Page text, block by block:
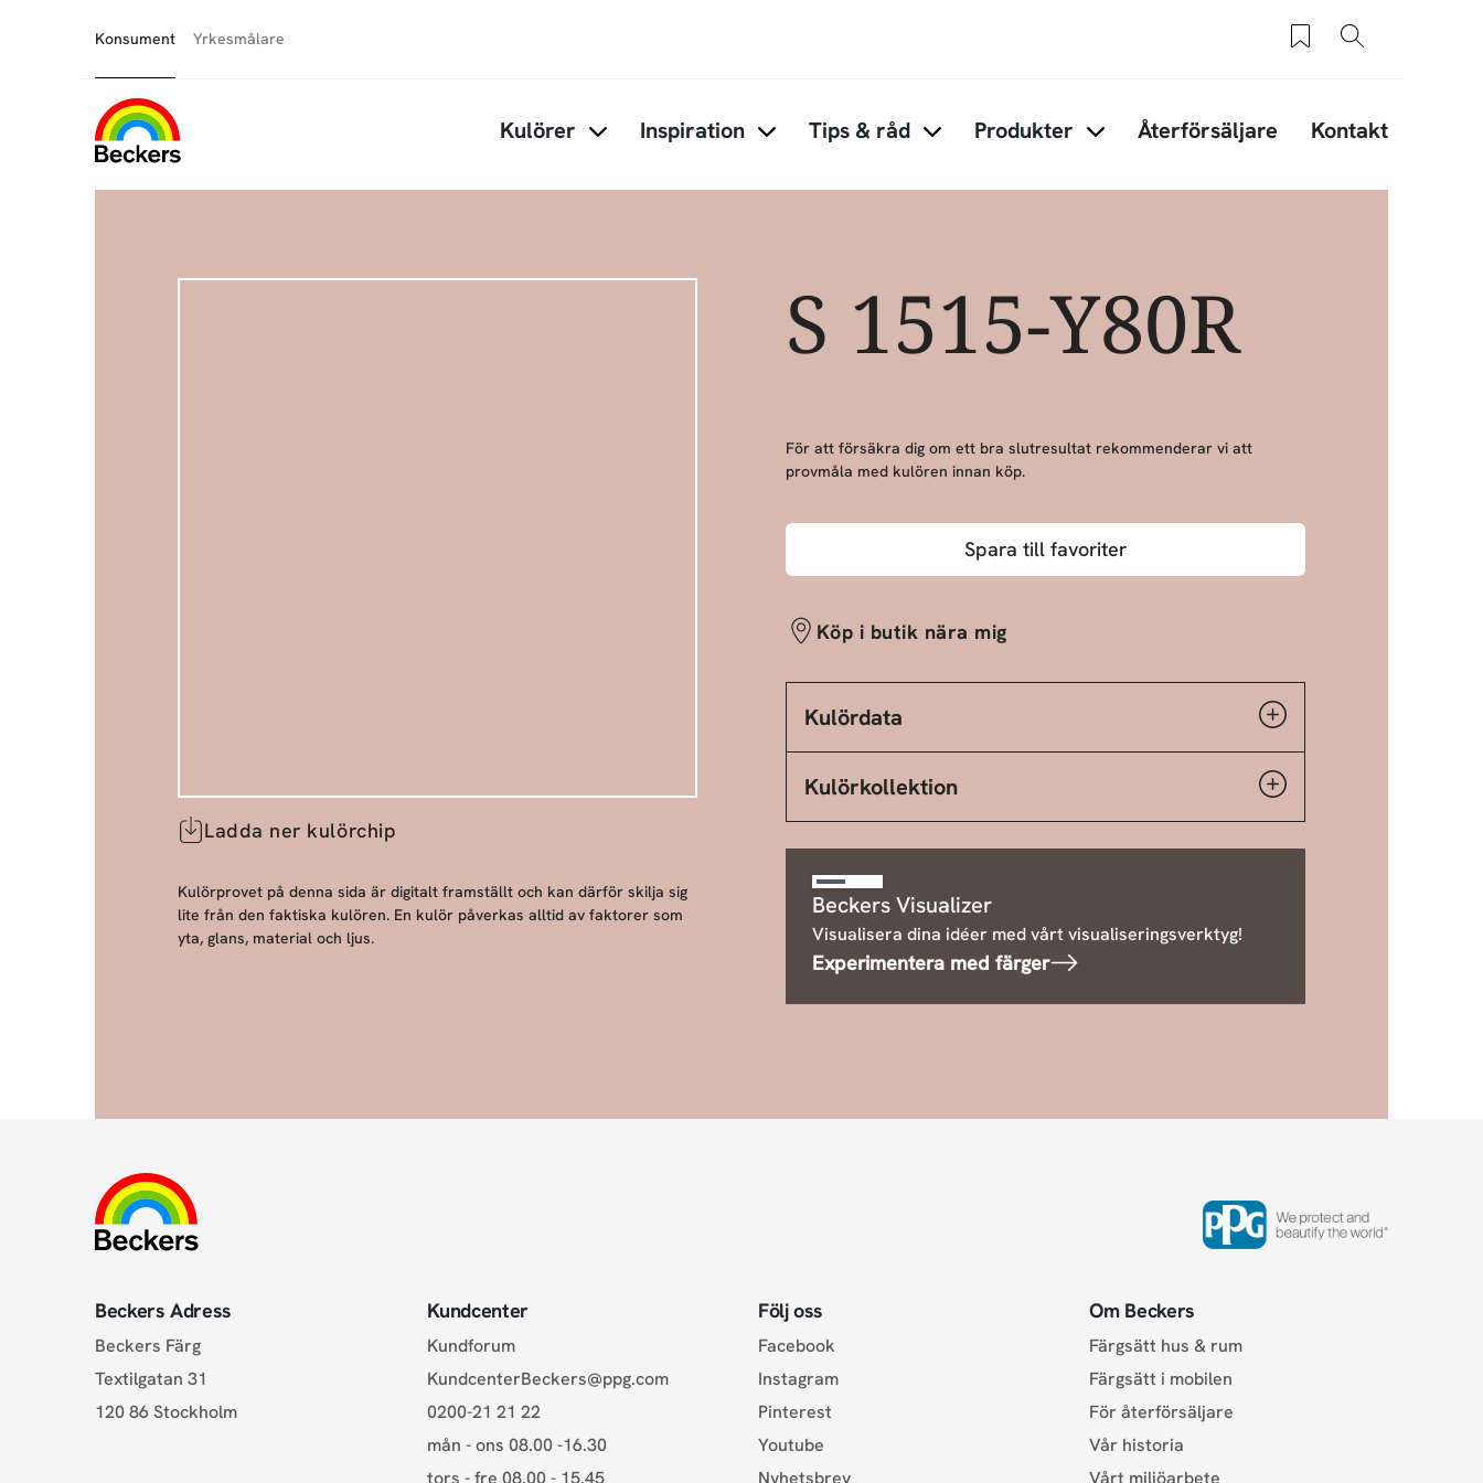
Konsument Yrkesmålare Sparade produkter
Sök
Kulörer Inspiration Tips & råd Produkter Återförsäljare Kontakt
S 1515-Y80R
Ladda ner kulörchip
Kulörprovet på denna sida är digitalt framställt och kan därför skilja sig
lite från den faktiska kulören. En kulör påverkas alltid av faktorer som
yta, glans, material och ljus.
För att försäkra dig om ett bra slutresultat rekommenderar vi att
provmåla med kulören innan köp.
Spara till favoriter
Köp i butik nära mig
Kulördata
Kulörkollektion
Beckers Visualizer
Visualisera dina idéer med vårt visualiseringsverktyg!
Experimentera med färger
Beckers Adress
Beckers Färg
Textilgatan 31
120 86 Stockholm
Kundcenter
Kundforum
KundcenterBeckers@ppg.com
0200-21 21 22
mån - ons 08.00 -16.30
tors - fre 08.00 - 15.45
Följ oss
Facebook
Instagram
Pinterest
Youtube
Nyhetsbrev
Om Beckers
Färgsätt hus & rum
Färgsätt i mobilen
För återförsäljare
Vår historia
Vårt miljöarbete